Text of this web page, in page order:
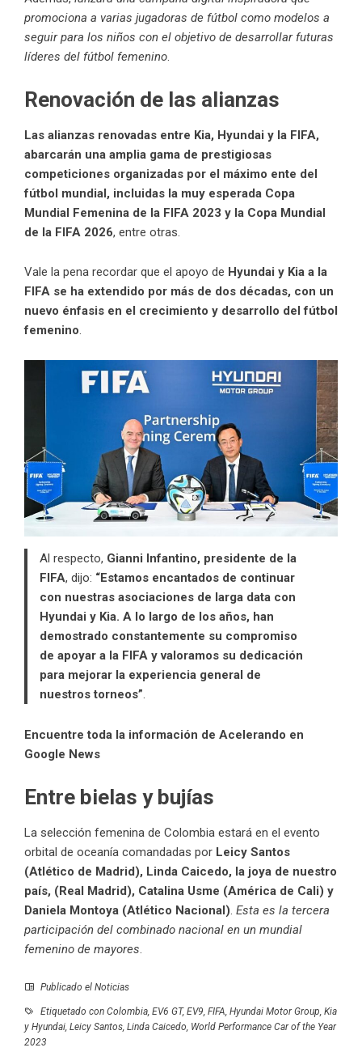
promociona a varias jugadoras de fútbol como modelos a
seguir para los niños con el objetivo de desarrollar futuras
líderes del fútbol femenino.
Renovación de las alianzas
Las alianzas renovadas entre Kia, Hyundai y la FIFA,
abarcarán una amplia gama de prestigiosas
competiciones organizadas por el máximo ente del
fútbol mundial, incluidas la muy esperada Copa
Mundial Femenina de la FIFA 2023 y la Copa Mundial
de la FIFA 2026, entre otras.
Vale la pena recordar que el apoyo de Hyundai y Kia a la
FIFA se ha extendido por más de dos décadas, con un
nuevo énfasis en el crecimiento y desarrollo del fútbol
femenino.
Al respecto, Gianni Infantino, presidente de la
FIFA, dijo: “Estamos encantados de continuar
con nuestras asociaciones de larga data con
Hyundai y Kia. A lo largo de los años, han
demostrado constantemente su compromiso
de apoyar a la FIFAy valoramos su dedicación
para mejorar la experiencia general de
nuestros torneos”.
Encuentre toda la información de Acelerando en
Google News
Entre bielas y bujías
La selección femenina de Colombia estará en el evento
orbital de oceanía comandadas por Leicy Santos
(Atlético de Madrid), Linda Caicedo, la joya de nuestro
país, (Real Madrid), Catalina Usme (América de Cali) y
Daniela Montoya (Atlético Nacional). Esta es la tercera
participación del combinado nacional en un mundial
femenino de mayores.
Publicado el Noticias
Etiquetado con Colombia, EV6 GT, EV9, FIFA, Hyundai Motor Group, Kia
y Hyundai, Leicy Santos, Linda Caicedo, World Performance Car of the Year
2023